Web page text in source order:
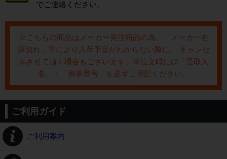
でご連絡ください。
※こちらの商品はメーカー発注商品の為、「メーカー在
庫切れ」等により入荷予定がわからない際に、 キャンセ
ルさせて頂く場合もございます。※注文時には「受取人
名」・「携帯番号」を必ずご明記ください。
ご利用ガイド
ご利用案内